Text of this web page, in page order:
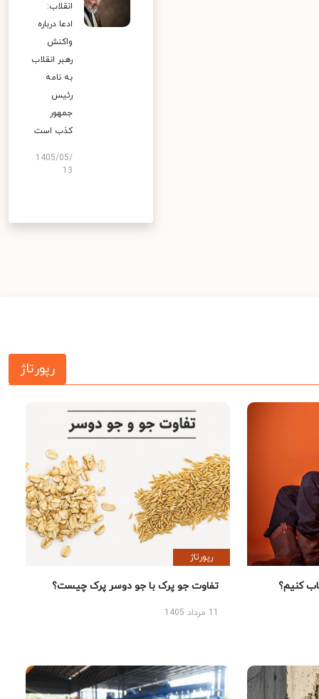
انقلاب:
ادعا درباره
واکنش
رهبر انقلاب
به نامه
رئیس
جمهور
کذب است
1405/05/
13
رپورتاژ
کنیم؟
رپورتاژ
تفاوت جو پرک با جو دوسر پرک چیست؟